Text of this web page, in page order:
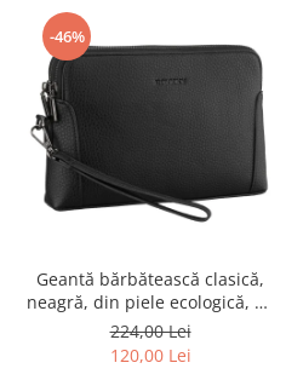
-46%
Geantă bărbătească clasică,
neagră, din piele ecologică, cu
fermoar - Rovicky PTR-R-SDR-
01-1631 BLACK
224,00 Lei
120,00 Lei